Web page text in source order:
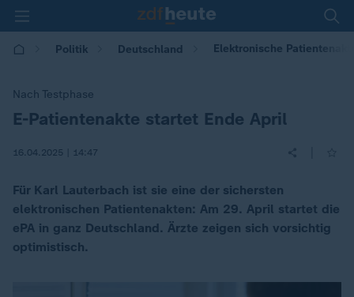
Politik Deutschland Elektronische
Nach Testphase
:E-Patientenakte startet Ende April
16.04.2025 | 14:47
Für Karl Lauterbach ist sie eine der sichersten
elektronischen Patientenakten: Am 29. April startet die
ePA in ganz Deutschland. Ärzte zeigen sich vorsichtig
optimistisch.